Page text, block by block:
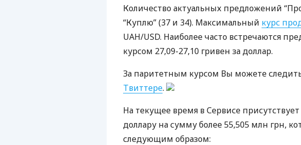
Количество актуальных предложений
“Куплю” (37 и 34). Максимальный курс
UAH/USD. Наиболее часто встречаются
курсом 27,09-27,10 гривен за доллар.
За паритетным курсом Вы можете
Твиттере.
На текущее время в Сервисе присутствует
доллару на сумму более 55,505 млн грн,
следующим образом: